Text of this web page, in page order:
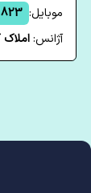
موبایل:
آژانس: